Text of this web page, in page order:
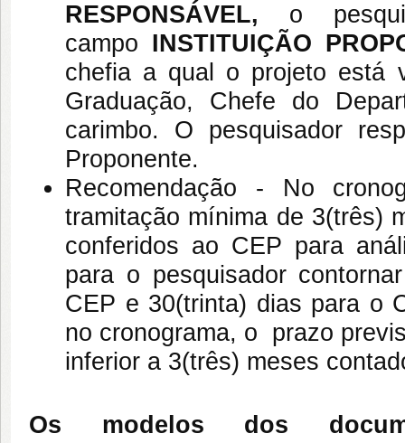
RESPONSÁVEL, o
campo INSTITUIÇÃO
chefia a qual o projeto está
Graduação, Chefe do
carimbo. O pesquisador
Proponente.
Recomendação - No
tramitação mínima de 3(três)
conferidos ao CEP para
para o pesquisador
CEP e 30(trinta) dias para o
no cronograma, o prazo
inferior a 3(três) meses
Os modelos dos